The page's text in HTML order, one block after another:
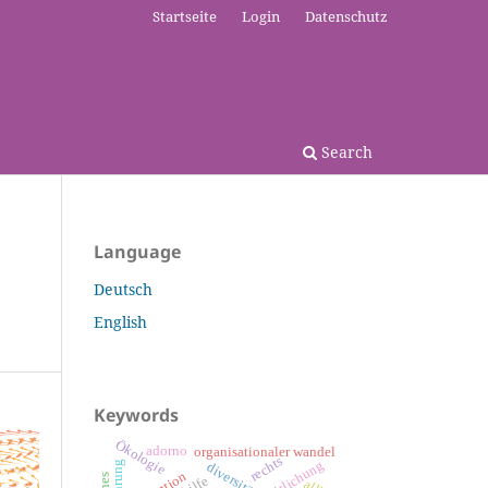
Search
Startseite Login Datenschutz
Language
Deutsch
English
Keywords
organisationaler wandel
Ökologie rechts
adorno